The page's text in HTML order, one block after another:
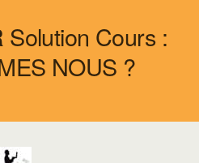
Cours :
NOUS ?